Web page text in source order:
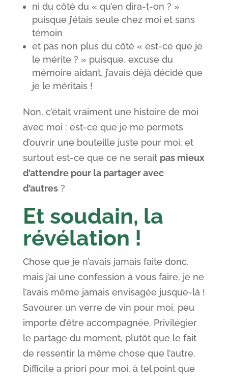
ni du côté du « qu’en dira-t-on ? »
puisque j’étais seule chez moi et sans
témoin
et pas non plus du côté « est-ce que je
le mérite ? » puisque, excuse du
mémoire aidant, j’avais déjà décidé que
je le méritais !
Non, c’était vraiment une histoire de moi
avec moi : est-ce que je me permets
d’ouvrir une bouteille juste pour moi, et
surtout est-ce que ce ne serait pas mieux
d’attendre pour la partager avec
d’autres?
Et soudain, la
révélation !
Chose que je n’avais jamais faite donc,
mais j’ai une confession à vous faire, je ne
l’avais même jamais envisagée jusque-là !
Savourer un verre de vin pour moi, peu
importe d’être accompagnée. Privilégier
le partage du moment, plutôt que le fait
de ressentir la même chose que l’autre.
Difficile a priori pour moi, à tel point que